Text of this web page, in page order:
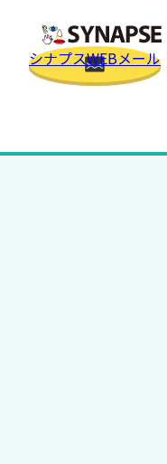
シナプスWEBメール